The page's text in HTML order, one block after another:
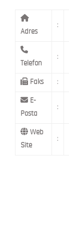
Adres
:
Telefon
:
Faks :
E-
Posta
:
Web
Site
: